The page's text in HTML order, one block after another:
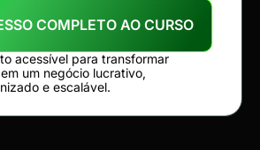
COMPLETO AO CURSO
acessível para transformar
um negócio lucrativo,
e escalável.